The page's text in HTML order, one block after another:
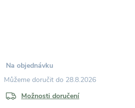
Na objednávku
28.8.2026
Možnosti doručení